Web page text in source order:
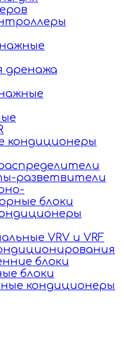
дренажа
кондиционеры
разветвители
блоки
VRV и VRF
блоки
блоки
кондиционеры